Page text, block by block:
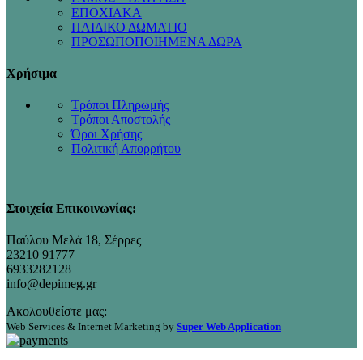
ΕΠΟΧΙΑΚΑ
ΠΑΙΔΙΚΟ ΔΩΜΑΤΙΟ
ΠΡΟΣΩΠΟΠΟΙΗΜΕΝΑ ΔΩΡΑ
Χρήσιμα
Τρόποι Πληρωμής
Τρόποι Αποστολής
Όροι Χρήσης
Πολιτική Απορρήτου
Στοιχεία Επικοινωνίας:
Παύλου Μελά 18, Σέρρες
23210 91777
6933282128
info@depimeg.gr
Ακολουθείστε μας:
Web Services & Internet Marketing by Super Web Application